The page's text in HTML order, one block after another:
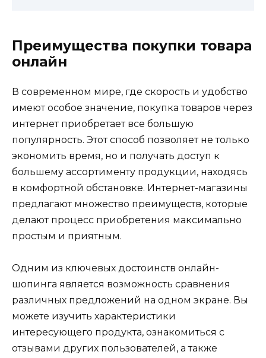
Преимущества покупки товара
онлайн
В современном мире, где скорость и удобство
имеют особое значение, покупка товаров через
интернет приобретает все большую
популярность. Этот способ позволяет не только
экономить время, но и получать доступ к
большему ассортименту продукции, находясь
в комфортной обстановке. Интернет-магазины
предлагают множество преимуществ, которые
делают процесс приобретения максимально
простым и приятным.
Одним из ключевых достоинств онлайн-
шопинга является возможность сравнения
различных предложений на одном экране. Вы
можете изучить характеристики
интересующего продукта, ознакомиться с
отзывами других пользователей, а также